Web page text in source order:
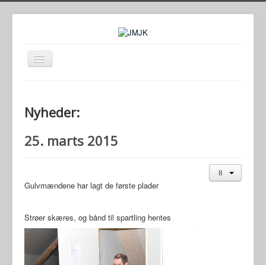
Toggle
Navigation
Nyheder
Kontakt
Links
JMJK Facebook side
Nyheder:
25. marts 2015
Gulvmændene har lagt de første plader
Strøer skæres, og bånd til spartling hentes